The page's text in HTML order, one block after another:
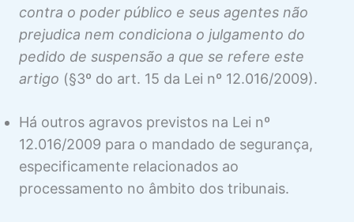
contra o poder público e seus agentes não
prejudica nem condiciona o julgamento do
pedido de suspensão a que se refere este
artigo (§3º do art. 15 da Lei nº 12.016/2009).
Há outros agravos previstos na Lei nº
12.016/2009 para o mandado de segurança,
especificamente relacionados ao
processamento no âmbito dos tribunais.